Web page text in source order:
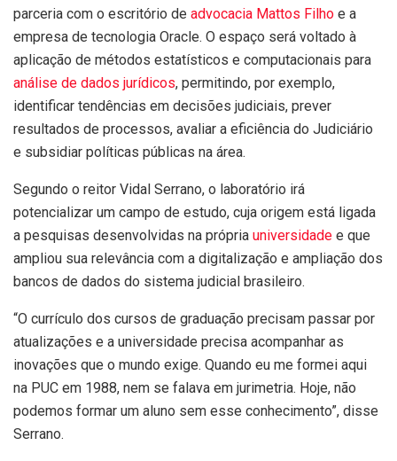
parceria com o escritório de advocacia Mattos Filho e a
empresa de tecnologia Oracle. O espaço será voltado à
aplicação de métodos estatísticos e computacionais para
análise de dados jurídicos, permitindo, por exemplo,
identificar tendências em decisões judiciais, prever
resultados de processos, avaliar a eficiência do Judiciário
e subsidiar políticas públicas na área.
Segundo o reitor Vidal Serrano, o laboratório irá
potencializar um campo de estudo, cuja origem está ligada
a pesquisas desenvolvidas na própria universidade e que
ampliou sua relevância com a digitalização e ampliação dos
bancos de dados do sistema judicial brasileiro.
“O currículo dos cursos de graduação precisam passar por
atualizações e a universidade precisa acompanhar as
inovações que o mundo exige. Quando eu me formei aqui
na PUC em 1988, nem se falava em jurimetria. Hoje, não
podemos formar um aluno sem esse conhecimento”, disse
Serrano.